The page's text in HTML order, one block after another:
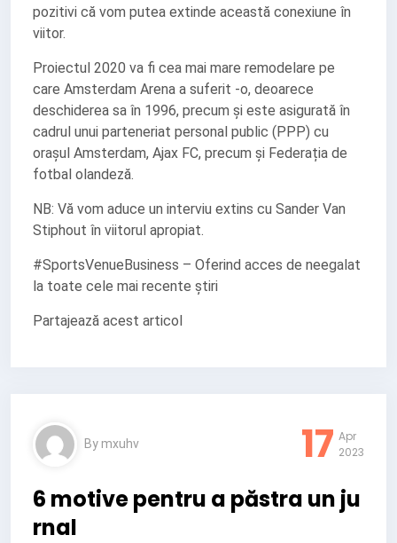
pozitivi că vom putea extinde această conexiune în
viitor.
Proiectul 2020 va fi cea mai mare remodelare pe
care Amsterdam Arena a suferit -o, deoarece
deschiderea sa în 1996, precum și este asigurată în
cadrul unui parteneriat personal public (PPP) cu
orașul Amsterdam, Ajax FC, precum și Federația de
fotbal olandeză.
NB: Vă vom aduce un interviu extins cu Sander Van
Stiphout în viitorul apropiat.
#SportsVenueBusiness – Oferind acces de neegalat
la toate cele mai recente știri
Partajează acest articol
By mxuhv 17 Apr
2023
6 motive pentru a păstra un ju
rnal